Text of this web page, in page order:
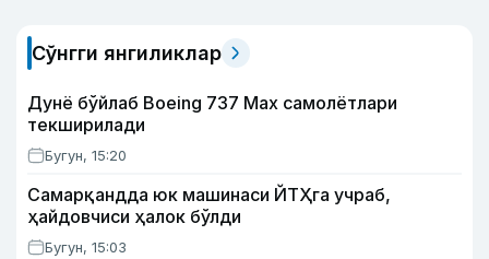
Сўнгги янгиликлар
Дунё бўйлаб Boeing 737 Мах самолётлари
текширилади
Бугун, 15:20
Самарқандда юк машинаси ЙТҲга учраб,
ҳайдовчиси ҳалок бўлди
Бугун, 15:03